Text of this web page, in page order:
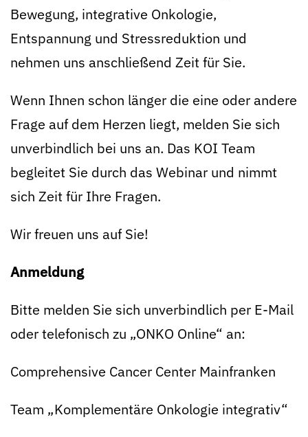
Bewegung, integrative Onkologie,
Entspannung und Stressreduktion und
nehmen uns anschließend Zeit für Sie.
Wenn Ihnen schon länger die eine oder andere
Frage auf dem Herzen liegt, melden Sie sich
unverbindlich bei uns an. Das KOI Team
begleitet Sie durch das Webinar und nimmt
sich Zeit für Ihre Fragen.
Wir freuen uns auf Sie!
Anmeldung
Bitte melden Sie sich unverbindlich per E-Mail
oder telefonisch zu „ONKO Online“ an:
Comprehensive Cancer Center Mainfranken
Team „Komplementäre Onkologie integrativ“